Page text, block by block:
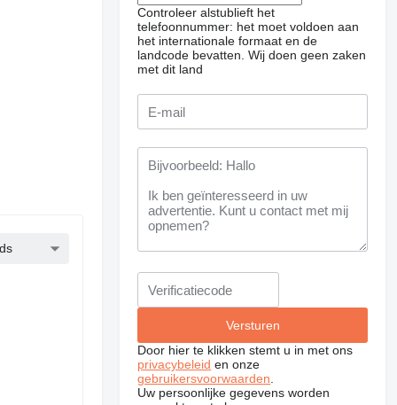
Controleer alstublieft het
telefoonnummer: het moet voldoen aan
het internationale formaat en de
landcode bevatten. Wij doen geen zaken
met dit land
Door hier te klikken stemt u in met ons
privacybeleid en onze
gebruikersvoorwaarden
Uw persoonlijke gegevens worden